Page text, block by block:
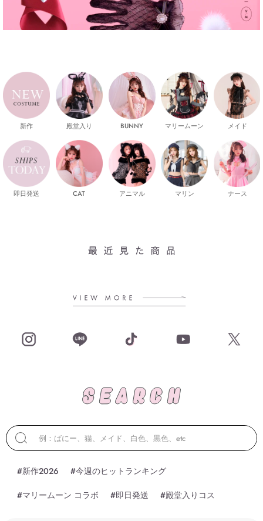
新作
即日発送
殿堂入り
CAT
BUNNY
アニマル
マリームーン
マリン
メイド
ナース
#新作2026 #今週のヒットランキング
#マリームーン コラボ #即日発送 #殿堂入りコス